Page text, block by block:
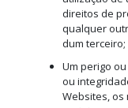
direitos de
qualquer
dum terceiro;
Um perigo
ou
Websites, os